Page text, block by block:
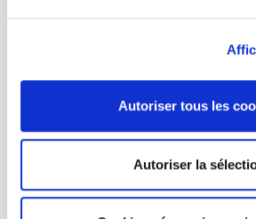
Autoriser tous les
Autoriser la
4 sept. 2026